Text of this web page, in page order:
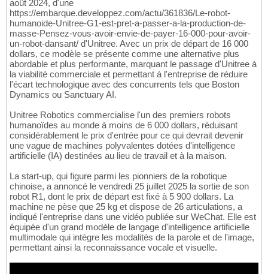
août 2024, d'une
https://embarque.developpez.com/actu/361836/Le-robot-
humanoide-Unitree-G1-est-pret-a-passer-a-la-production-de-
masse-Pensez-vous-avoir-envie-de-payer-16-000-pour-avoir-
un-robot-dansant/ d'Unitree. Avec un prix de départ de 16 000
dollars, ce modèle se présente comme une alternative plus
abordable et plus performante, marquant le passage d'Unitree à
la viabilité commerciale et permettant à l'entreprise de réduire
l'écart technologique avec des concurrents tels que Boston
Dynamics ou Sanctuary AI.
Unitree Robotics commercialise l'un des premiers robots
humanoïdes au monde à moins de 6 000 dollars, réduisant
considérablement le prix d'entrée pour ce qui devrait devenir
une vague de machines polyvalentes dotées d'intelligence
artificielle (IA) destinées au lieu de travail et à la maison.
La start-up, qui figure parmi les pionniers de la robotique
chinoise, a annoncé le vendredi 25 juillet 2025 la sortie de son
robot R1, dont le prix de départ est fixé à 5 900 dollars. La
machine ne pèse que 25 kg et dispose de 26 articulations, a
indiqué l'entreprise dans une vidéo publiée sur WeChat. Elle est
équipée d'un grand modèle de langage d'intelligence artificielle
multimodale qui intègre les modalités de la parole et de l'image,
permettant ainsi la reconnaissance vocale et visuelle.